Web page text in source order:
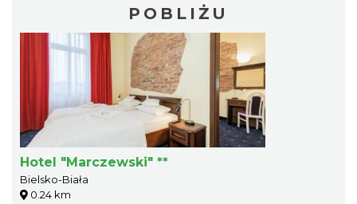
POBLIŻU
Hotel "Marczewski" **
Bielsko-Biała
0.24 km